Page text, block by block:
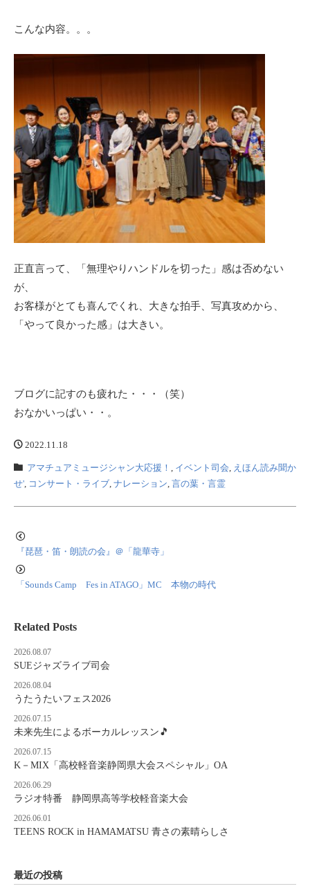
こんな内容。。。
正直言って、「無理やりハンドルを切った」感は否めない
が、
お客様がとても喜んでくれ、大きな拍手、写真攻めから、
「やって良かった感」は大きい。
ブログに記すのも疲れた・・・（笑）
おなかいっぱい・・。
2022.11.18
アマチュアミュージシャン大応援！ イベント司会
えほん読み聞か
せ' コンサート・ライブ ナレーション 言の葉・言霊
『琵琶・笛・朗読の会』＠「龍華寺」
「Sounds Camp Fes in ATAGO」MC 本物の時代
Related Posts
2026.08.07
SUEジャズライブ司会
2026.08.04
うたうたいフェス2026
2026.07.15
未来先生によるボーカルレッスン🎵
2026.07.15
K－MIX「高校軽音楽静岡県大会スペシャル」OA
2026.06.29
ラジオ特番 静岡県高等学校軽音楽大会
2026.06.01
TEENS ROCK in HAMAMATSU 青さの素晴らしさ
最近の投稿